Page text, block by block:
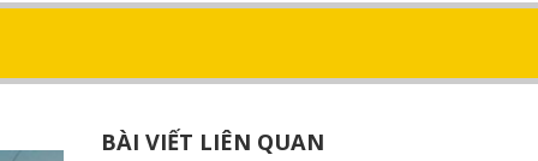
BÀI VIẾT LIÊN QUAN